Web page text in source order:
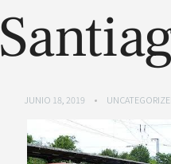
JUNIO 18, 2019